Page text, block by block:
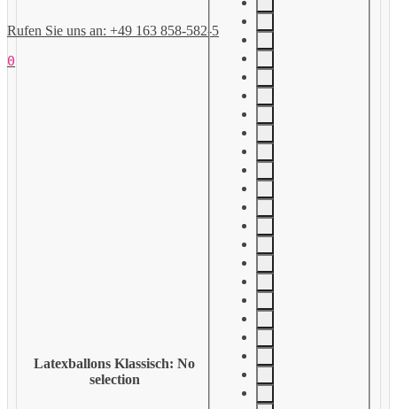
Rufen Sie uns an: +49 163 858-582-5
0
Latexballons Klassisch: No
selection